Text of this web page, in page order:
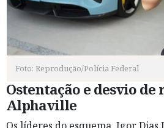
Foto: Reprodução/Polícia Federal
Ostentação e desvio de
Alphaville